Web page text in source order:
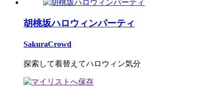
胡桃坂ハロウィンパーティ
SakuraCrowd
探索して着替えてハロウィン気分